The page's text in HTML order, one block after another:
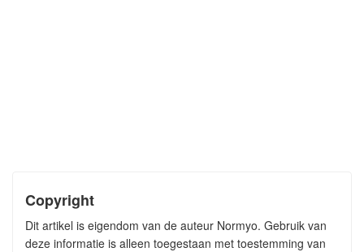
Copyright
Dit artikel is eigendom van de auteur Normyo. Gebruik van
deze informatie is alleen toegestaan met toestemming van